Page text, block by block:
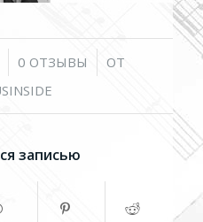
0 ОТЗЫВЫ
/
ОТ
записью